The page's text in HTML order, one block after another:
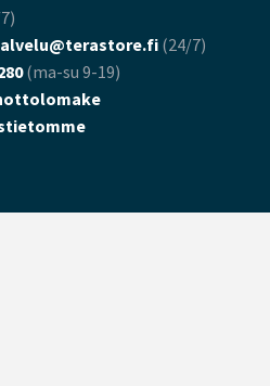
(24/7)
(ma-su 9-19)